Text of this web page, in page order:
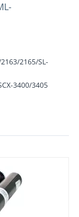
2165/SL-
3400/3405